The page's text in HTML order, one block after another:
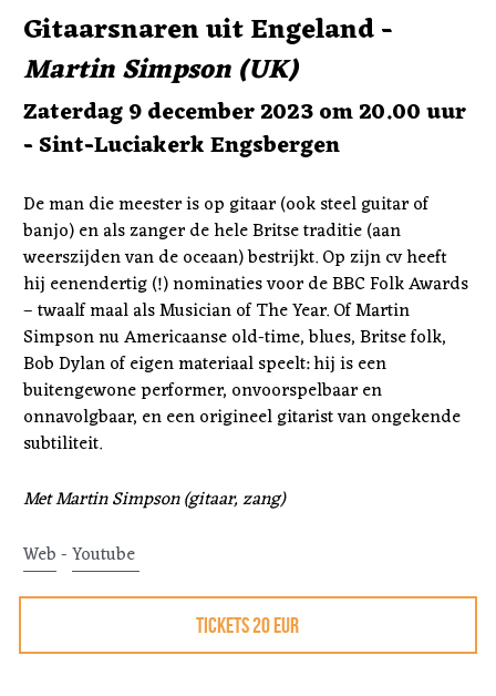
Martin Simpson (UK)
Zaterdag 9 december 2023 om 20.00 uur
- Sint-Luciakerk Engsbergen
De man die meester is op gitaar (ook steel guitar of
banjo) en als zanger de hele Britse traditie (aan
weerszijden van de oceaan) bestrijkt. Op zijn cv heeft
hij eenendertig (!) nominaties voor de BBC Folk Awards
– twaalf maal als Musician of The Year. Of Martin
Simpson nu Americaanse old-time, blues, Britse folk,
Bob Dylan of eigen materiaal speelt: hij is een
buitengewone performer, onvoorspelbaar en
onnavolgbaar, en een origineel gitarist van ongekende
subtiliteit.
Met Martin Simpson (gitaar, zang)
Web - Youtube
TICKETS 20 EUR